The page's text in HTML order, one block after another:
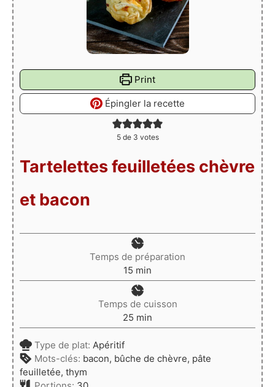
Print
Épingler la recette
5de 3 votes
Tartelettes feuilletées chèvre
et bacon
Temps de préparation
15 minutes
min
Temps de cuisson
25 minutes
min
Type de plat: Apéritif
Mots-clés: bacon, bûche de chèvre, pâte
feuilletée, thym